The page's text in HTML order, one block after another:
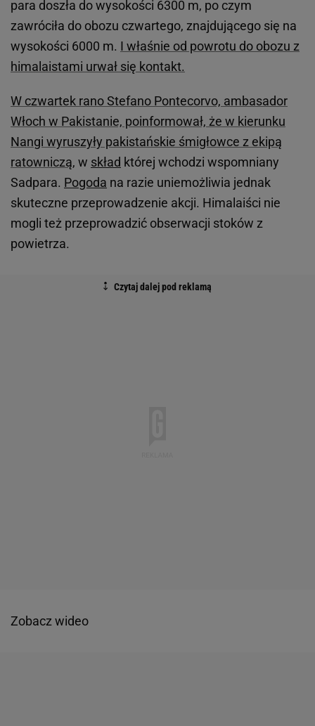
para doszła do wysokości 6300 m, po czym
zawróciła do obozu czwartego, znajdującego się na
wysokości 6000 m. I właśnie od powrotu do obozu z
himalaistami urwał się kontakt.
W czwartek rano Stefano Pontecorvo, ambasador
Włoch w Pakistanie, poinformował, że w kierunku
Nangi wyruszyły pakistańskie śmigłowce z ekipą
ratowniczą, w skład której wchodzi wspomniany
Sadpara. Pogoda na razie uniemożliwia jednak
skuteczne przeprowadzenie akcji. Himalaiści nie
mogli też przeprowadzić obserwacji stoków z
powietrza.
Zobacz wideo